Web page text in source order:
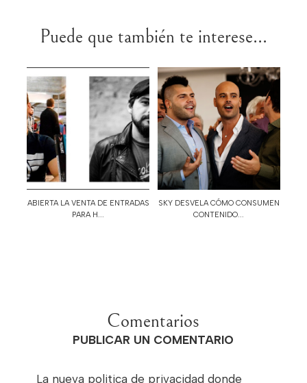
Puede que también te interese...
ABIERTA LA VENTA DE ENTRADAS
PARA H...
SKY DESVELA CÓMO CONSUMEN
CONTENIDO...
Comentarios
PUBLICAR UN COMENTARIO
La nueva politica de privacidad donde